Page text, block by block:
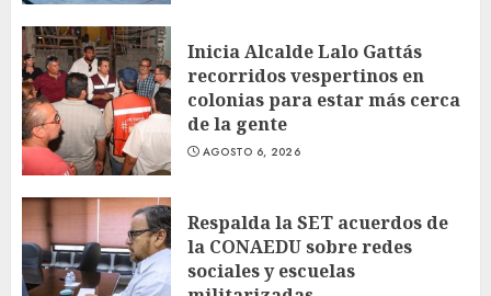
Inicia Alcalde Lalo Gattás
recorridos vespertinos en
colonias para estar más cerca
de la gente
AGOSTO 6, 2026
Respalda la SET acuerdos de
la CONAEDU sobre redes
sociales y escuelas